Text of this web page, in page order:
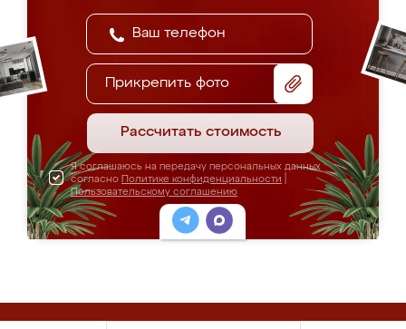
Прикрепить фото
Рассчитать стоимость
Я соглашаюсь на передачу персональных данных
согласно Политике конфиденциальности
Пользовательскому соглашению